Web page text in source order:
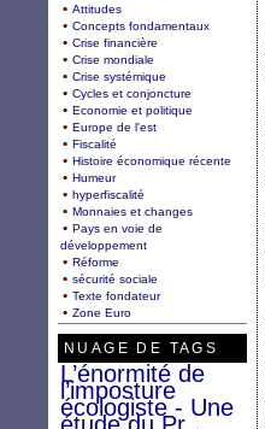
Attitudes
Concepts fondamentaux
Crise financière
Crise mondiale
Crise systémique
Cycles et conjoncture
Economie et politique
Europe de l'est
Fiscalité
Histoire économique récente
Humeur
hyperfiscalité
Monnaies et changes
Pays en voie de
développement
Réforme
sécurité sociale
Texte fondateur
Zone Euro
NUAGE DE TAGS
L’énormité de
l’imposture
écologiste - Une
étude du Pr